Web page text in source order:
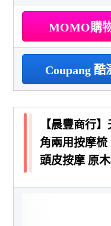
MOMO購
Coupang 酷
【晨豐商行
角兩用按摩
頭皮按摩 原